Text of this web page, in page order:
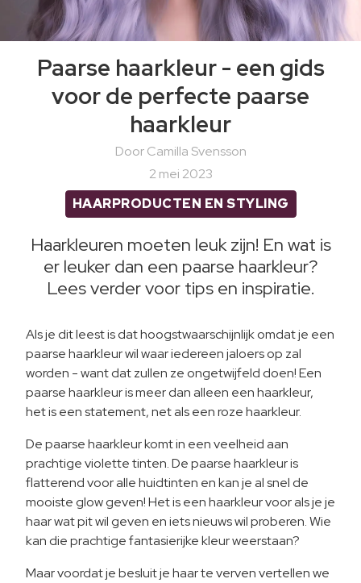
Paarse haarkleur - een gids
voor de perfecte paarse
haarkleur
Door Camilla Svensson
2 mei 2023
HAARPRODUCTEN EN STYLING
Haarkleuren moeten leuk zijn! En wat is
er leuker dan een paarse haarkleur?
Lees verder voor tips en inspiratie.
Als je dit leest is dat hoogstwaarschijnlijk omdat je een
paarse haarkleur wil waar iedereen jaloers op zal
worden - want dat zullen ze ongetwijfeld doen! Een
paarse haarkleur is meer dan alleen een haarkleur,
het is een statement, net als een roze haarkleur.
De paarse haarkleur komt in een veelheid aan
prachtige violette tinten. De paarse haarkleur is
flatterend voor alle huidtinten en kan je al snel de
mooiste glow geven! Het is een haarkleur voor als je je
haar wat pit wil geven en iets nieuws wil proberen. Wie
kan die prachtige fantasierijke kleur weerstaan?
Maar voordat je besluit je haar te verven vertellen we